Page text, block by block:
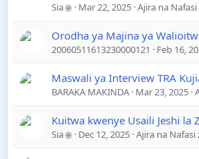
Sia Mar 22, 2025 Ajira na Nafasi
20060511613230000121 Feb 16,
BARAKA MAKINDA Mar 23, 2025
Kuitwa kwenye Usaili Jeshi la
Sia Dec 12, 2025 Ajira na Nafasi